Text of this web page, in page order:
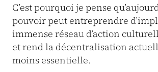
C’est pourquoi je pense
pouvoir peut entreprendre
immense réseau d’action
et rend la décentralisation
moins essentielle.